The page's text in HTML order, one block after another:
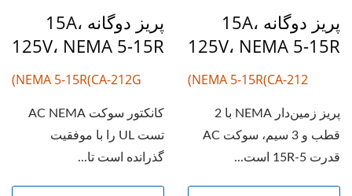
پریز دوگانه 15A،
125V، NEMA 5-15R
NEMA 5-15R(CA-212)
پریز زمین‌دار NEMA با 2
قطب و 3 سیم، سوکت AC
قدرت 5-15R است...
پریز دوگانه 15A،
125V، NEMA 5-15R
NEMA 5-15R(CA-212G)
کانکتور سوکت AC NEMA
تست UL را با موفقیت
گذرانده است تا...